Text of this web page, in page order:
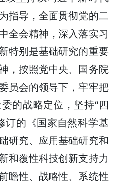
指导，全面贯彻党的二
全会精神，深入落实习
特别是基础研究的重要
，按照党中央、国务院
员会的领导下，牢牢把
的战略定位，坚持“四
订的《国家自然科学基
研究、应用基础研究和
和覆性科技创新支持力
瞻性、战略性、系统性